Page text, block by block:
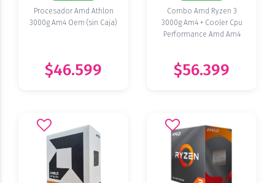
Procesador Amd Athlon
3000g Am4 Oem (sin Caja)
$46.599
Combo Amd Ryzen 3
3000g Am4 + Cooler Cpu
Performance Amd Am4
$56.399